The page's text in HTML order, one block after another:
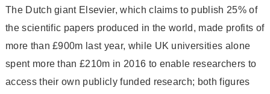
The Dutch giant Elsevier, which claims to publish 25% of
the scientific papers produced in the world, made profits of
more than £900m last year, while UK universities alone
spent more than £210m in 2016 to enable researchers to
access their own publicly funded research; both figures